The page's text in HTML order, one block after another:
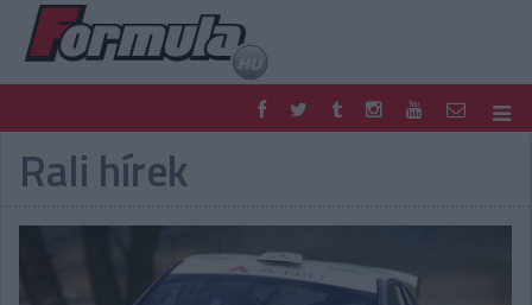
F1
FORMULA
EGYÉB
SHOP
Rali hírek